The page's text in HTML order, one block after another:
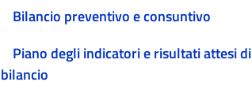
Bilancio preventivo e consuntivo
Piano degli indicatori e risultati attesi di
bilancio